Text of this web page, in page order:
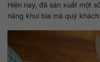
Hiện nay, đã sản xuất một
năng khui bia mà quý